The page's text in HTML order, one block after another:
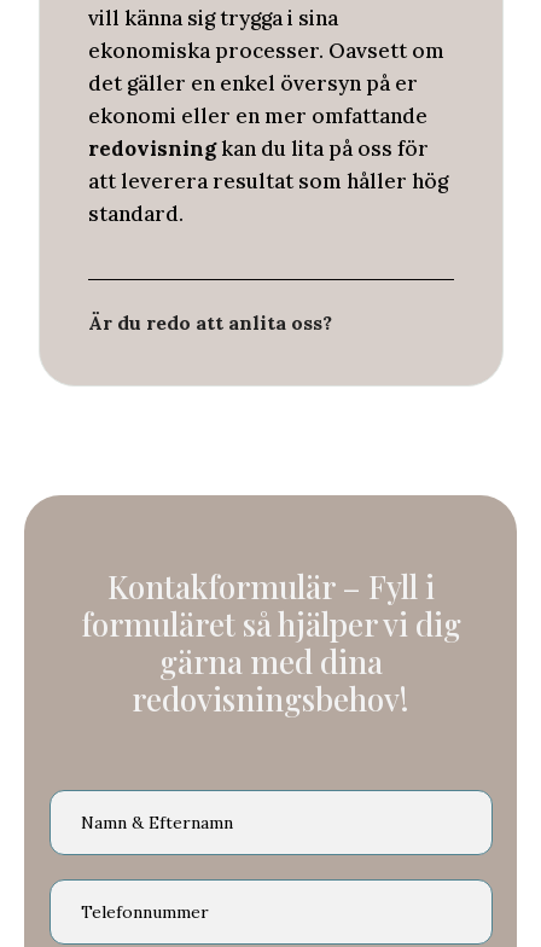
vill känna sig trygga i sina
ekonomiska processer. Oavsett om
det gäller en enkel översyn på er
ekonomi eller en mer omfattande
redovisningkan du lita på oss för
att leverera resultat som håller hög
standard.
Är du redo att anlita oss?
Kontakformulär – Fyll i
formuläret så hjälper vi dig
gärna med dina
redovisningsbehov!